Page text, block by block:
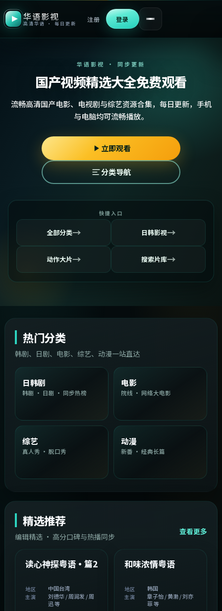
华语影视
高清华语 · 每日更新
注册 登录
华语影视 · 同步更新
国产视频精选大全免费观看
流畅高清国产电影、电视剧与综艺资源合集，每日更新，手机
与电脑均可流畅播放。
立即观看
分类导航
快捷入口
全部分类→ 日韩影视→
动作大片→ 搜索片库→
热门分类
韩剧、日剧、电影、综艺、动漫一站直达
日韩剧
韩剧 · 日剧 · 同步热榜
电影
院线 · 网络大电影
综艺
真人秀 · 脱口秀
动漫
新番 · 经典长篇
精选推荐
编辑精选 · 高分口碑与热播同步
查看更多
精选
中国台湾 1:54:36
读心神探粤语·篇2
地区 中国台湾
主演
刘德华 / 周润发 / 周
迅 等
精选
2:08:51
和味浓情粤语
地区 韩国
主演
章子怡 / 黄渤 / 刘亦
菲 等